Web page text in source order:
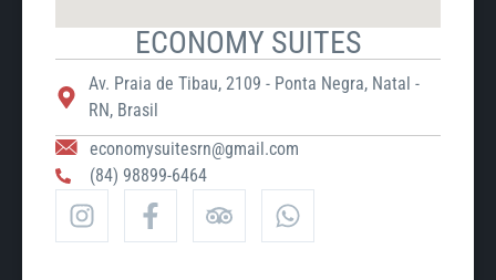
ECONOMY SUITES
Av. Praia de Tibau, 2109 - Ponta Negra, Natal -
RN, Brasil
economysuitesrn@gmail.com
(84) 98899-6464